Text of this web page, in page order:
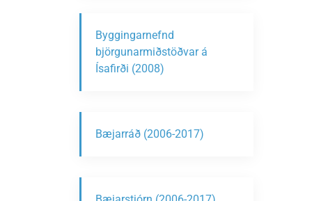
Byggingarnefnd
björgunarmiðstöðvar á
Ísafirði (2008)
Bæjarráð (2006-2017)